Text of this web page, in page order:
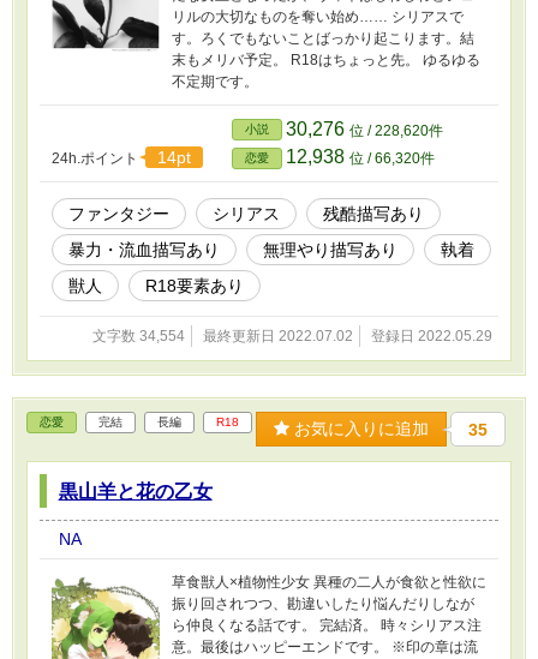
リルの大切なものを奪い始め…… シリアスで
す。ろくでもないことばっかり起こります。結
末もメリバ予定。 R18はちょっと先。 ゆるゆる
不定期です。
24h.ポイント 14pt
小説 30,276 位 / 228,620件
恋愛 12,938 位 / 66,320件
ファンタジー シリアス
残酷描写あり
暴力・流血描写あり
無理やり描写あり
執着
獣人
R18要素あり
文字数 34,554 最終更新日 2022.07.02 登録日 2022.05.29
恋愛 完結 長編 R18 お気に入りに追加 35
黒山羊と花の乙女
NA
草食獣人×植物性少女 異種の二人が食欲と性欲に
振り回されつつ、勘違いしたり悩んだりしなが
ら仲良くなる話です。 完結済。 時々シリアス注
意。最後はハッピーエンドです。 ※印の章は流